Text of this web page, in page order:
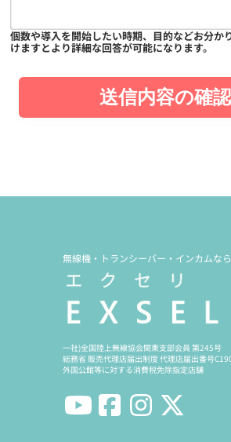
個数や導入を開始したい時期、目的などお分か
けますとより詳細な回答が可能になります。
送信内容の確
無線機・トランシーバー・インカムなら
一社)全国陸上無線協会関東支部会員 第245号
総務省 販売代理店届出制度 代理店届出番号
外国公館等に対する消費税免除指定店舗